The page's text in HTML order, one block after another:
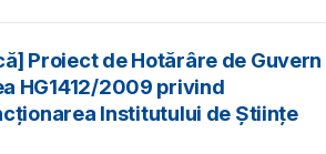
Proiect de Hotărâre de Guvern
HG1412/2009 privind
Institutului de Științe